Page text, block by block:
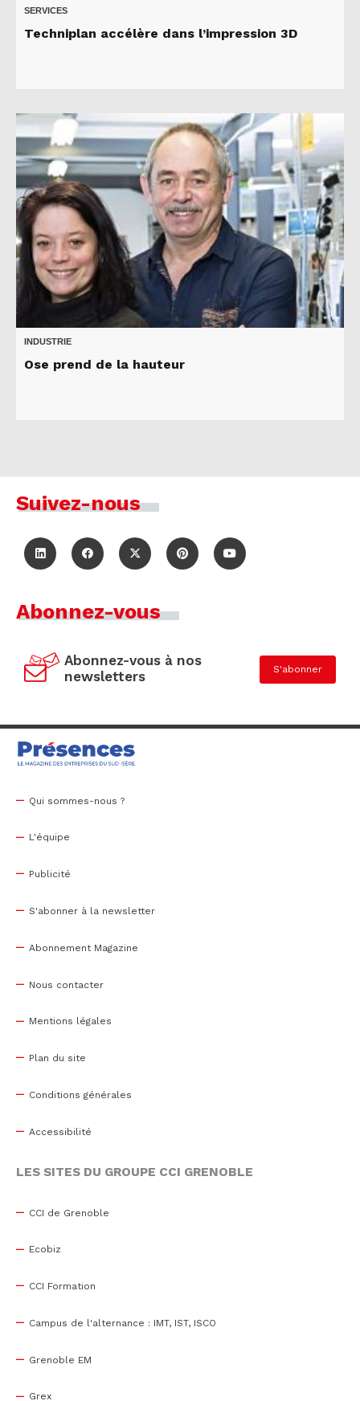
SERVICES
Techniplan accélère dans l’impression 3D
INDUSTRIE
Ose prend de la hauteur
Suivez-nous
Abonnez-vous
Abonnez-vous à nos
newsletters
S'abonner
Qui sommes-nous ?
L'équipe
Publicité
S'abonner à la newsletter
Abonnement Magazine
Nous contacter
Mentions légales
Plan du site
Conditions générales
Accessibilité
LES SITES DU GROUPE CCI GRENOBLE
CCI de Grenoble
Ecobiz
CCI Formation
Campus de l'alternance : IMT, IST, ISCO
Grenoble EM
Grex